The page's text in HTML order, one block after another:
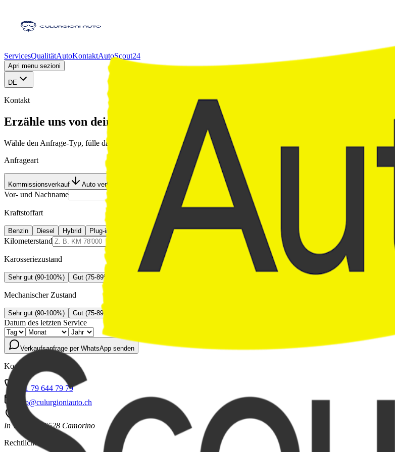
ServicesQualitätAutoKontaktAutoScout24
Apri menu sezioni
DE
Kontakt
Erzähle uns von deiner nächsten Anfrage
Wähle den Anfrage-Typ, fülle das Formular aus und sende alles mit einem Klick per WhatsApp.
Anfrageart
Kommissionsverkauf Auto verkaufen Kauf / Leasing Auto suchen
Vor- und Nachname Fahrzeugmarke
Kraftstoffart
Benzin Diesel Hybrid Plug-in-Hybrid Elektrisch
Kilometerstand Empfohlen bis 80/90 Tausend Kilometer, aber wir bewerten jede Laufleistung.
Karosseriezustand
Sehr gut (90-100%) Gut (75-89%)
Mechanischer Zustand
Sehr gut (90-100%) Gut (75-89%)
Datum des letzten Service
Verkaufsanfrage per WhatsApp senden
Kontakt
+41 79 644 79 79
info@culurgioniauto.ch
In Tirada 316528 Camorino
Rechtliches